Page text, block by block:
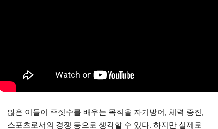
많은 이들이 주짓수를 배우는 목적을 자기방어, 체력 증진,
스포츠로서의 경쟁 등으로 생각할 수 있다. 하지만 실제로